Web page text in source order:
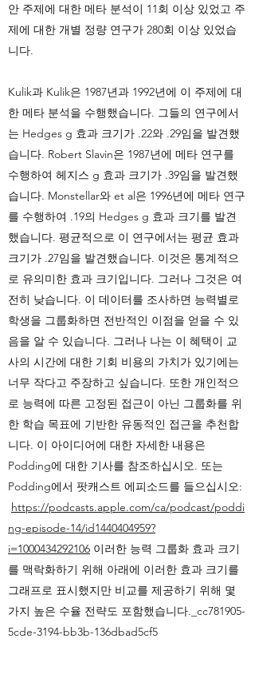
안 주제에 대한 메타 분석이 11회 이상 있었고 주
제에 대한 개별 정량 연구가 280회 이상 있었습
니다.
Kulik과 Kulik은 1987년과 1992년에 이 주제에 대
한 메타 분석을 수행했습니다. 그들의 연구에서
는 Hedges g 효과 크기가 .22와 .29임을 발견했
습니다. Robert Slavin은 1987년에 메타 연구를
수행하여 헤지스 g 효과 크기가 .39임을 발견했
습니다. Monstellar와 et al은 1996년에 메타 연구
를 수행하여 .19의 Hedges g 효과 크기를 발견
했습니다. 평균적으로 이 연구에서는 평균 효과
크기가 .27임을 발견했습니다. 이것은 통계적으
로 유의미한 효과 크기입니다. 그러나 그것은 여
전히 낮습니다. 이 데이터를 조사하면 능력별로
학생을 그룹화하면 전반적인 이점을 얻을 수 있
음을 알 수 있습니다. 그러나 나는 이 혜택이 교
사의 시간에 대한 기회 비용의 가치가 있기에는
너무 작다고 주장하고 싶습니다. 또한 개인적으
로 능력에 따른 고정된 접근이 아닌 그룹화를 위
한 학습 목표에 기반한 유동적인 접근을 추천합
니다. 이 아이디어에 대한 자세한 내용은
Podding에 대한 기사를 참조하십시오. 또는
Podding에서 팟캐스트 에피소드를 들으십시오:
https://podcasts.apple.com/ca/podcast/poddi
ng-episode-14/id1440404959?
i=1000434292106 이러한 능력 그룹화 효과 크기
를 맥락화하기 위해 아래에 이러한 효과 크기를
그래프로 표시했지만 비교를 제공하기 위해 몇
가지 높은 수율 전략도 포함했습니다._cc781905-
5cde-3194-bb3b-136dbad5cf5